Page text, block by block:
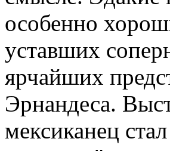
особенно
уставших
ярчайших
Эрнандеса.
мексиканец